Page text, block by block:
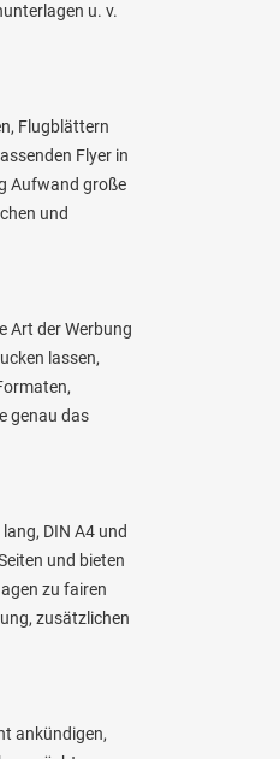
u. v.
Flugblättern
Flyer in
Aufwand große
und
Art der Werbung
lassen,
genau das
DIN A4 und
und bieten
zu fairen
zusätzlichen
ankündigen,